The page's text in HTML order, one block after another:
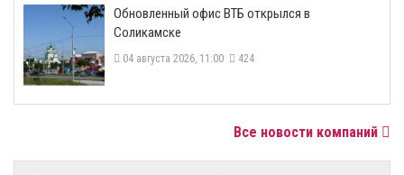
​Обновленный офис ВТБ открылся в
Соликамске
04 августа 2026, 11:00 424
Все новости компаний